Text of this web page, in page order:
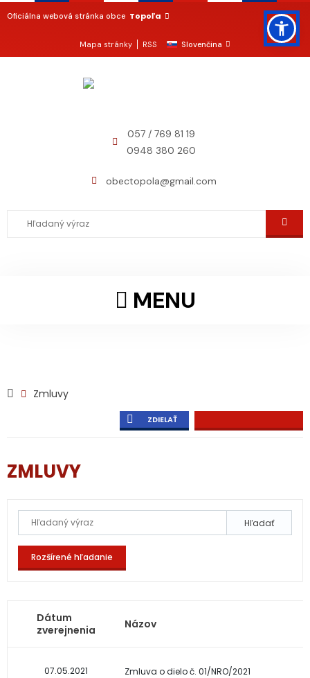
Oficiálna webová stránka obce Topoľa
Mapa stránky RSS Slovenčina
057 / 769 81 19
0948 380 260
obectopola@gmail.com
MENU
Zmluvy
ZDIELAŤ
ZMLUVY
Hľadať
Rozšírené hľadanie
Dátum
zverejnenia
Názov
07.05.2021 Zmluva o dielo č. 01/NRO/2021